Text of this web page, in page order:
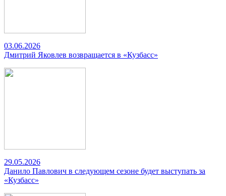
03.06.2026
Дмитрий Яковлев возвращается в «Кузбасс»
29.05.2026
Данило Павлович в следующем сезоне будет выступать за
«Кузбасс»